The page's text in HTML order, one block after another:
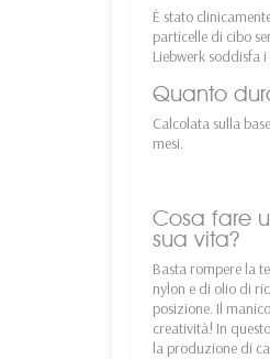
È stato
particelle di cibo
Liebwerk soddisfa
Quanto
Calcolata sulla
mesi.
Cosa fare
sua vita?
Basta rompere la
nylon e di olio di
posizione. Il
creatività! In
la produzione di